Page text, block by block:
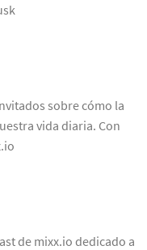
sobre cómo la
vida diaria. Con
de mixx.io dedicado a